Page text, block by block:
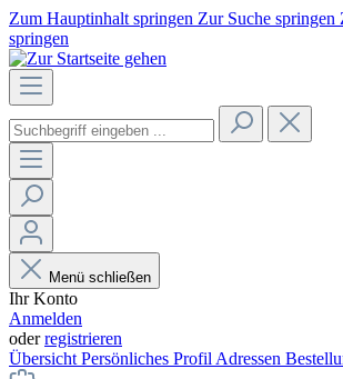
Zum Hauptinhalt springen Zur Suche springen
springen
Menü schließen
Ihr Konto
Anmelden
oderregistrieren
Übersicht Persönliches Profil Adressen